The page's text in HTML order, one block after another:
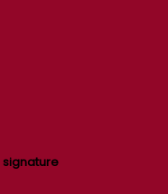
signature